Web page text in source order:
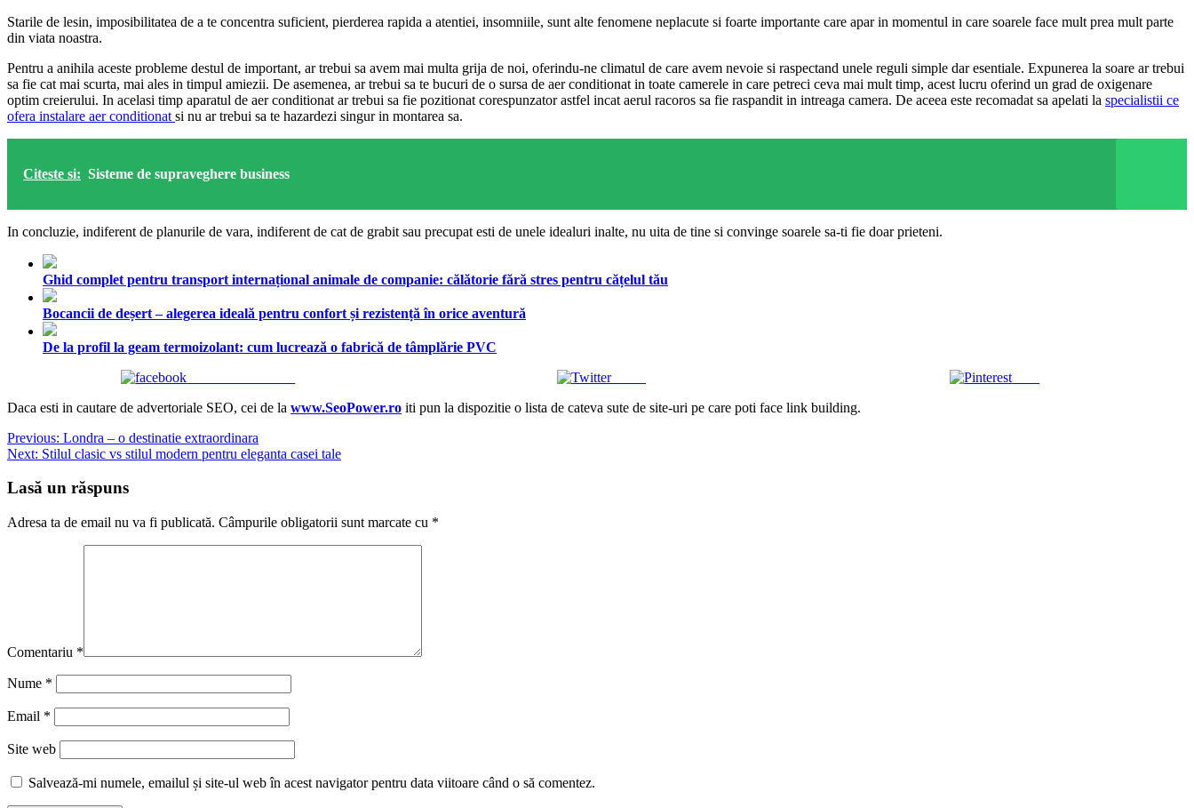
Starile de lesin, imposibilitatea de a te concentra suficient, pierderea rapida a atentiei, insomniile, sunt alte fenomene neplacute si foarte importante care apar in momentul in care soarele face mult prea mult parte
din viata noastra.
Pentru a anihila aceste probleme destul de important, ar trebui sa avem mai multa grija de noi, oferindu-ne climatul de care avem nevoie si raspectand unele reguli simple dar esentiale. Expunerea la soare ar trebui
sa fie cat mai scurta, mai ales in timpul amiezii. De asemenea, ar trebui sa te bucuri de o sursa de aer conditionat in toate camerele in care petreci ceva mai mult timp, acest lucru oferind un grad de oxigenare
optim creierului. In acelasi timp aparatul de aer conditionat ar trebui sa fie pozitionat corespunzator astfel incat aerul racoros sa fie raspandit in intreaga camera. De aceea este recomadat sa apelati la specialistii ce
ofera instalare aer conditionat si nu ar trebui sa te hazardezi singur in montarea sa.
Citeste si: Sisteme de supraveghere business
In concluzie, indiferent de planurile de vara, indiferent de cat de grabit sau precupat esti de unele idealuri inalte, nu uita de tine si convinge soarele sa-ti fie doar prieteni.
Ghid complet pentru transport internațional animale de companie: călătorie fără stres pentru cățelul tău
Bocancii de deșert – alegerea ideală pentru confort și rezistență în orice aventură
De la profil la geam termoizolant: cum lucrează o fabrică de tâmplărie PVC
Tweet
Daca esti in cautare de advertoriale SEO, cei de la www.SeoPower.ro iti pun la dispozitie o lista de cateva sute de site-uri pe care poti face link building.
Navigare
în
articole
Previous: Londra – o destinatie extraordinara
Next: Stilul clasic vs stilul modern pentru eleganta casei tale
Lasă un răspuns
Adresa ta de email nu va fi publicată. Câmpurile obligatorii sunt marcate cu *
Comentariu *
Nume *
Email *
Site web
Salvează-mi numele, emailul și site-ul web în acest navigator pentru data viitoare când o să comentez.